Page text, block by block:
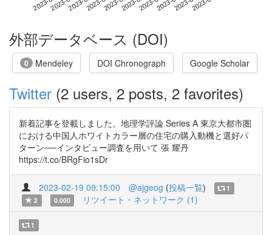
外部データベース (DOI)
0 Mendeley DOI Chronograph Google Scholar
Twitter (2 users, 2 posts, 2 favorites)
新着記事を登載しました。地理学評論 Series A 東京大都市圏
における中国人ホワイトカラー層の住宅の購入動機と選好パ
ターン──インタビュー調査を用いて 張 耀丹
https://t.co/BRgFio1sDr
2023-02-19 09:15:00 @ajgeog (投稿一覧)
1
2
0.000 リツイート・ネットワーク (1)
1